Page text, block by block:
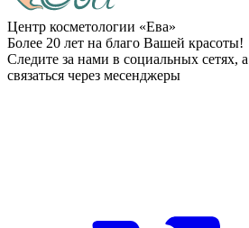
Центр косметологии «Ева»
Более 20 лет на благо Вашей красоты!
Следите за нами в социальных сетях,
связаться через месенджеры